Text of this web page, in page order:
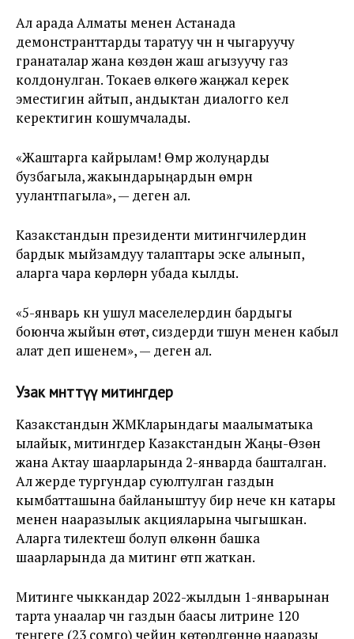
Ал арада Алматы менен Астанада
демонстранттарды таратуу үчүн үн чыгаруучу
гранаталар жана көздөн жаш агызуучу газ
колдонулган. Токаев өлкөгө жаңжал керек
эместигин айтып, андыктан диалогго келүү
керектигин кошумчалады.
«Жаштарга кайрылам! Өмүр жолуңарды
бузбагыла, жакындарыңардын өмүрүн
уулантпагыла», — деген ал.
Казакстандын президенти митингчилердин
бардык мыйзамдуу талаптары эске алынып,
аларга чара көрүлөрүн убада кылды.
«5-январь күнү ушул маселелердин бардыгы
боюнча жыйын өтөт, сиздерди түшунүү менен кабыл
алат деп ишенем», — деген ал.
Узак мөөнөттүү митингдер
Казакстандын ЖМКларындагы маалыматыка
ылайык, митингдер Казакстандын Жаңы-Өзөн
жана Актау шаарларында 2-январда башталган.
Ал жерде тургундар суюлтулган газдын
кымбатташына байланыштуу бир нече күн катары
менен нааразылык акцияларына чыгышкан.
Аларга тилектеш болуп өлкөнүн башка
шаарларында да митинг өтүп жаткан.
Митинге чыккандар 2022-жылдын 1-январынан
тарта унаалар үчүн газдын баасы литрине 120
теңгеге (23 сомго) чейин көтөрүлгөнүнө нааразы